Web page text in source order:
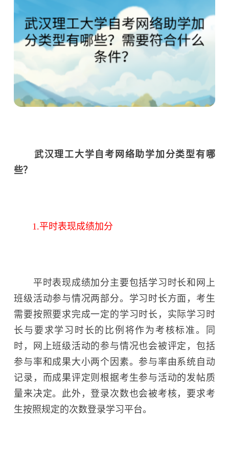
武汉理工大学自考网络助学加分类型有哪
些？
1.平时表现成绩加分
平时表现成绩加分主要包括学习时长和网上
班级活动参与情况两部分。学习时长方面，考生
需要按照要求完成一定的学习时长，实际学习时
长与要求学习时长的比例将作为考核标准。同
时，网上班级活动的参与情况也会被评定，包括
参与率和成果大小两个因素。参与率由系统自动
记录，而成果评定则根据考生参与活动的发帖质
量来决定。此外，登录次数也会被考核，要求考
生按照规定的次数登录学习平台。